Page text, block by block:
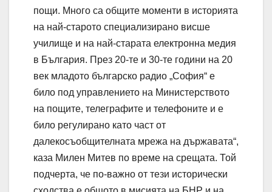
пощи. Много са общите моменти в историята
на най-старото специализирано висше
училище и на най-старата електронна медия
в България. През 20-те и 30-те години на 20
век младото българско радио „София“ е
било под управлението на Министерството
на пощите, телеграфите и телефоните и е
било регулирано като част от
далекосъобщителната мрежа на държавата“,
каза Милен Митев по време на срещата. Той
подчерта, че по-важно от тези исторически